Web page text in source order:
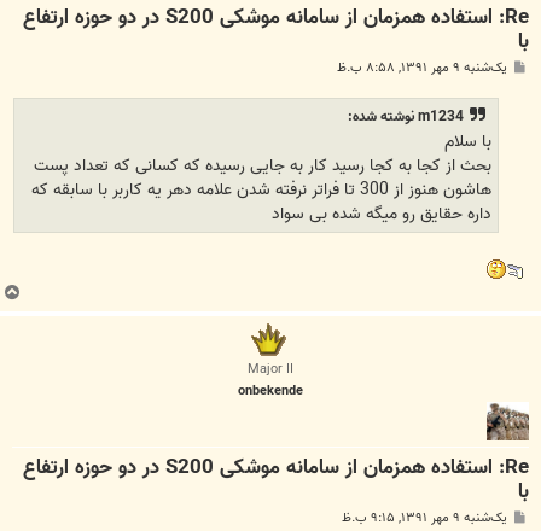
Re: استفاده همزمان از سامانه موشکی S200 در دو حوزه ارتفاع
با
یک‌شنبه ۹ مهر ۱۳۹۱, ۸:۵۸ ب.ظ
m1234 نوشته شده:
با سلام
بحث از کجا به کجا رسید کار به جایی رسیده که کسانی که تعداد پست
هاشون هنوز از 300 تا فراتر نرفته شدن علامه دهر یه کاربر با سابقه که
داره حقایق رو میگه شده بی سواد
Major II
onbekende
Re: استفاده همزمان از سامانه موشکی S200 در دو حوزه ارتفاع
با
یک‌شنبه ۹ مهر ۱۳۹۱, ۹:۱۵ ب.ظ